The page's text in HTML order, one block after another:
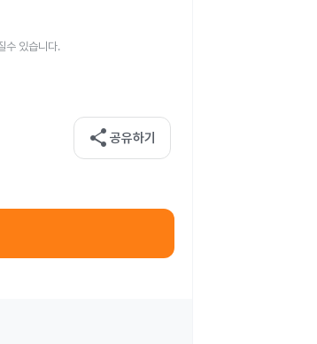
수 있습니다.
share 공유하기